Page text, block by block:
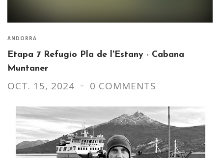
ANDORRA
Etapa 7 Refugio Pla de l'Estany - Cabana
Muntaner
OCT. 15, 2024 0 COMMENTS